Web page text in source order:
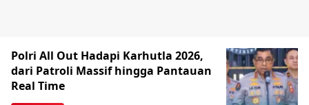
Polri All Out Hadapi Karhutla 2026,
dari Patroli Massif hingga Pantauan
Real Time